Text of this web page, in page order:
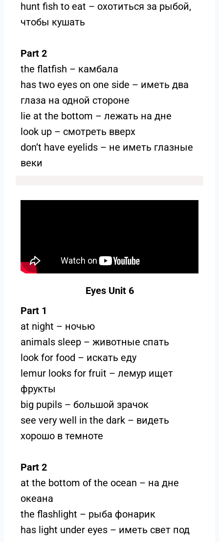
hunt fish to eat – охотиться за рыбой,
чтобы кушать
Part 2
the flatfish – камбала
has two eyes on one side – иметь два
глаза на одной стороне
lie at the bottom – лежать на дне
look up – смотреть вверх
don’t have eyelids – не иметь глазные
веки
Eyes Unit 6
Part 1
at night – ночью
animals sleep – животные спать
look for food – искать еду
lemur looks for fruit – лемур ищет
фрукты
big pupils – большой зрачок
see very well in the dark – видеть
хорошо в темноте
Part 2
at the bottom of the ocean – на дне
океана
the flashlight – рыба фонарик
has light under eyes – иметь свет под